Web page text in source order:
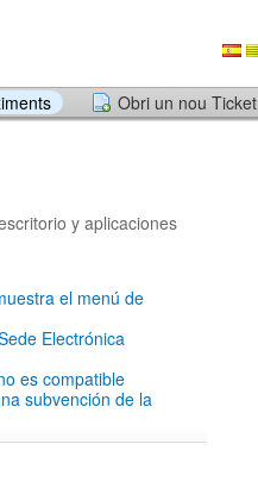
Obri un nou Ticket
y aplicaciones
el menú de
Electrónica
es compatible
subvención de la